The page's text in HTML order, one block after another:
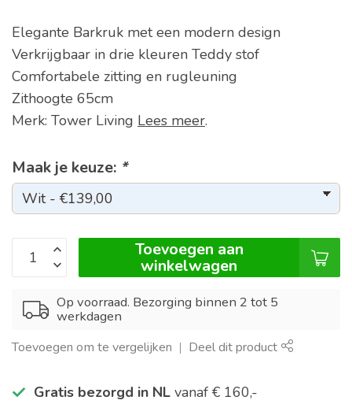
Elegante Barkruk met een modern design
Verkrijgbaar in drie kleuren Teddy stof
Comfortabele zitting en rugleuning
Zithoogte 65cm
Merk: Tower Living Lees meer.
Maak je keuze: *
Toevoegen aan
winkelwagen
Op voorraad. Bezorging binnen 2 tot 5
werkdagen
Toevoegen om te vergelijken Deel dit product
Gratis bezorgd in NL vanaf € 160,-